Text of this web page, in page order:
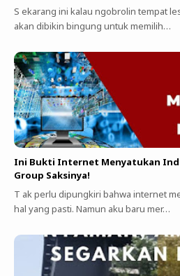
S ekarang ini kalau ngobrolin tempat
akan dibikin bingung untuk memilih…
Ini Bukti Internet Menyatukan
Group Saksinya!
T ak perlu dipungkiri bahwa internet
hal yang pasti. Namun aku baru mer…